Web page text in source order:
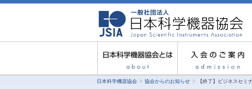
日本科学機器協会 協会からのお知らせ 【終了】ビジネスセ